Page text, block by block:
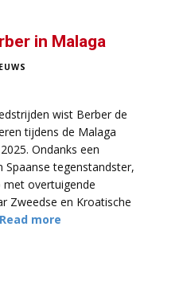
in Malaga
wist Berber de
tijdens de Malaga
Ondanks een
Spaanse tegenstandster,
met overtuigende
Zweedse en Kroatische
Read more